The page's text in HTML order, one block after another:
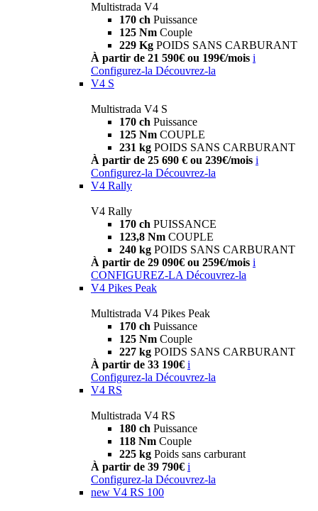
Multistrada V4
170 ch Puissance
125 Nm Couple
229 Kg POIDS SANS CARBURANT
À partir de 21 590€ ou 199€/mois i
Configurez-la Découvrez-la
V4 S
Multistrada V4 S
170 ch Puissance
125 Nm COUPLE
231 kg POIDS SANS CARBURANT
À partir de 25 690 € ou 239€/mois i
Configurez-la Découvrez-la
V4 Rally
V4 Rally
170 ch PUISSANCE
123,8 Nm COUPLE
240 kg POIDS SANS CARBURANT
À partir de 29 090€ ou 259€/mois i
CONFIGUREZ-LA Découvrez-la
V4 Pikes Peak
Multistrada V4 Pikes Peak
170 ch Puissance
125 Nm Couple
227 kg POIDS SANS CARBURANT
À partir de 33 190€ i
Configurez-la Découvrez-la
V4 RS
Multistrada V4 RS
180 ch Puissance
118 Nm Couple
225 kg Poids sans carburant
À partir de 39 790€ i
Configurez-la Découvrez-la
new V4 RS 100